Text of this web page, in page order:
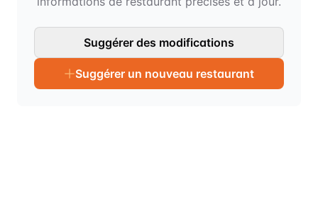
Suggérer des modifications
Suggérer un nouveau restaurant